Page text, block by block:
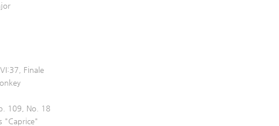
Finale
109, No. 18
"Caprice"